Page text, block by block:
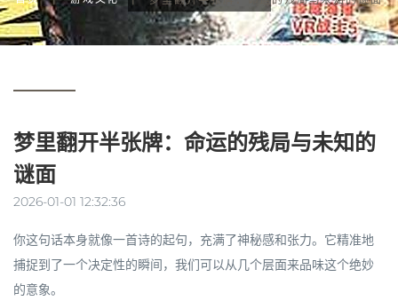
梦里翻开半张牌：命运的残局与未知的
谜面
2026-01-01 12:32:36
你这句话本身就像一首诗的起句，充满了神秘感和张力。它精准地
捕捉到了一个决定性的瞬间，我们可以从几个层面来品味这个绝妙
的意象。